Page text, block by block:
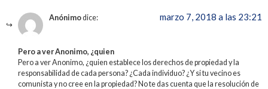
Anónimodice: marzo 7, 2018 a las 23:21
Pero a ver Anonimo, ¿quien
Pero a ver Anonimo, ¿quien establece los derechos de propiedad y la
responsabilidad de cada persona? ¿Cada individuo? ¿Y si tu vecino es
comunista y no cree en la propiedad? No te das cuenta que la resolución de